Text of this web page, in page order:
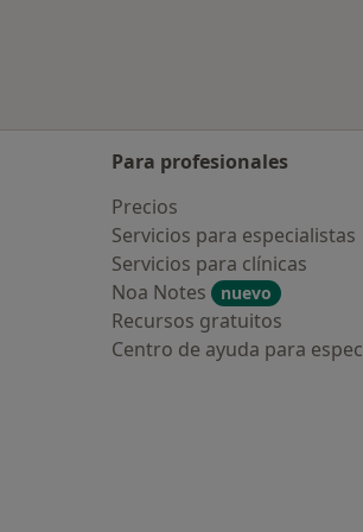
Para profesionales
Precios
Servicios para especialistas
Servicios para clínicas
Noa Notes
nuevo
Recursos gratuitos
Centro de ayuda para